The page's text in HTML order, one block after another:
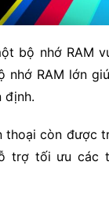
bộ nhớ RAM
nhớ RAM lớn
định.
thoại còn được
trợ tối ưu các